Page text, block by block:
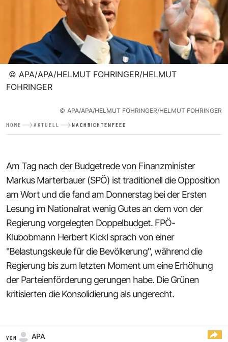
© APA/APA/HELMUT FOHRINGER/HELMUT
FOHRINGER
© APA/APA/HELMUT FOHRINGER/HELMUT FOHRINGER
HOME AKTUELL NACHRICHTENFEED
Am Tag nach der Budgetrede von Finanzminister
Markus Marterbauer (SPÖ) ist traditionell die Opposition
am Wort und die fand am Donnerstag bei der Ersten
Lesung im Nationalrat wenig Gutes an dem von der
Regierung vorgelegten Doppelbudget. FPÖ-
Klubobmann Herbert Kickl sprach von einer
"Belastungskeule für die Bevölkerung", während die
Regierung bis zum letzten Moment um eine Erhöhung
der Parteienförderung gerungen habe. Die Grünen
kritisierten die Konsolidierung als ungerecht.
VON APA